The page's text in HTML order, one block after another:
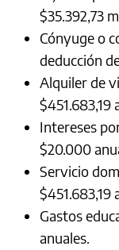
$35.392,73
Cónyuge o
deducción
Alquiler de
$451.683,19
Intereses
$20.000
Servicio
$451.683,19
Gastos
anuales.